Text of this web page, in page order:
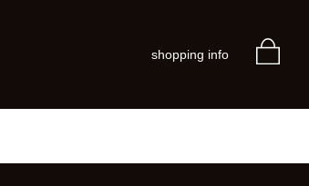
shopping info